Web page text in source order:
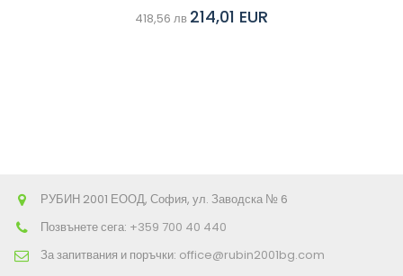
418,56 лв 214,01 EUR
РУБИН 2001 ЕООД, София, ул. Заводска № 6
Позвънете сега: +359 700 40 440
За запитвания и поръчки: office@rubin2001bg.com